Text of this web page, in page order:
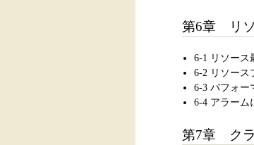
第6章 リソ
6-1 リソース
6-2 リソース
6-3 パフォー
6-4 アラーム
第7章 ク